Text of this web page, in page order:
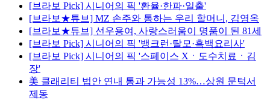
[브라보 Pick] 시니어의 픽 '환율·한파·일출'
[브라보★튜브] MZ 손주와 통하는 우리 할머니, 김영옥
[브라보★튜브] 선우용여, 사랑스러움이 명품이 된 81세
[브라보 Pick] 시니어의 픽 '뱅크런·탈모·흑백요리사'
[브라보 Pick] 시니어의 픽 '스페이스 Xㆍ도수치료ㆍ김
장'
美 클래리티 법안 연내 통과 가능성 13%…상원 문턱서
제동